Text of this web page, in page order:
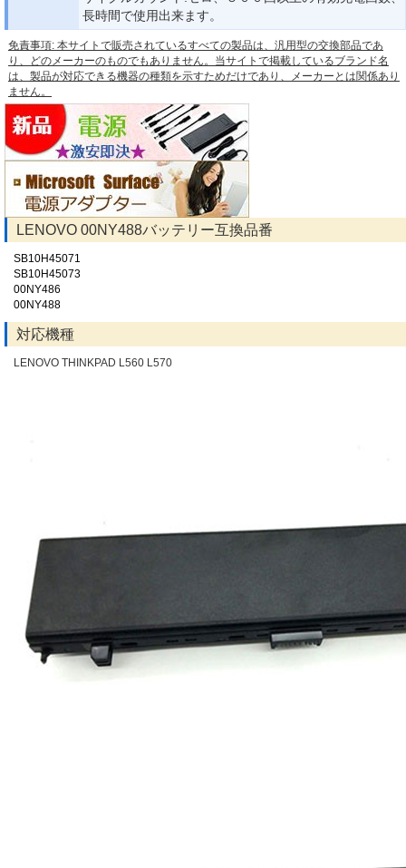
長時間で使用出来ます。
免責事項: 本サイトで販売されているすべての製品は、汎用型の交換部品であ
り、どのメーカーのものでもありません。当サイトで掲載しているブランド名
は、製品が対応できる機器の種類を示すためだけであり、メーカーとは関係あり
ません。
LENOVO 00NY488バッテリー互換品番
SB10H45071
SB10H45073
00NY486
00NY488
対応機種
LENOVO THINKPAD L560 L570